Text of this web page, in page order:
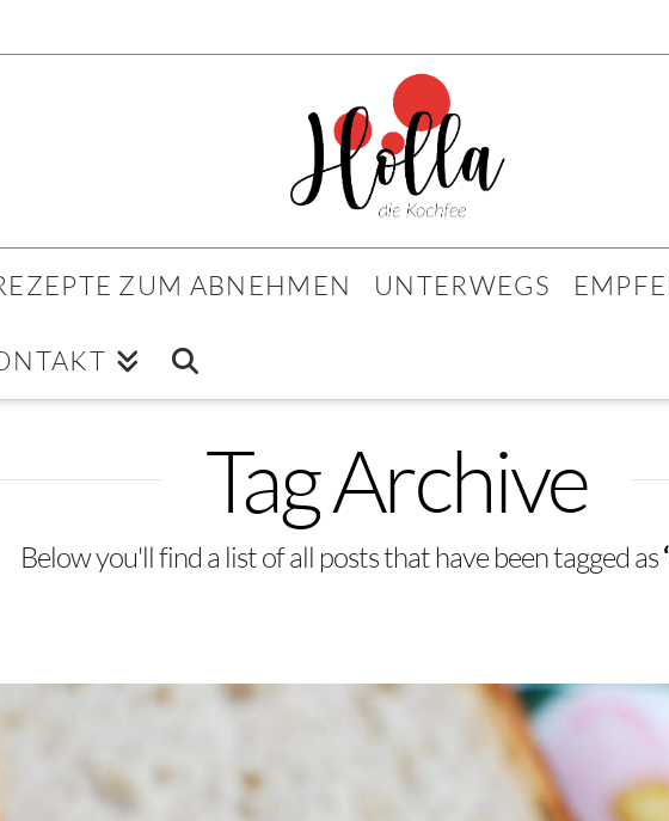
ZUM ABNEHMEN UNTERWEGS
Tag Archive
Below you'll find a list of all posts that have been tagged as